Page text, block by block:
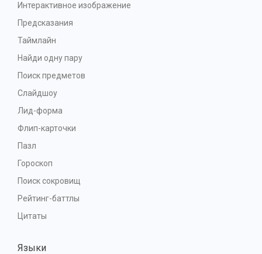
Интерактивное изображение
Предсказания
Таймлайн
Найди одну пару
Поиск предметов
Слайдшоу
Лид-форма
Флип-карточки
Пазл
Гороскоп
Поиск сокровищ
Рейтинг-баттлы
Цитаты
Языки